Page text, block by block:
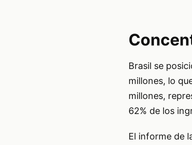
Brasil se
millones, lo
millones,
62% de los
El informe de